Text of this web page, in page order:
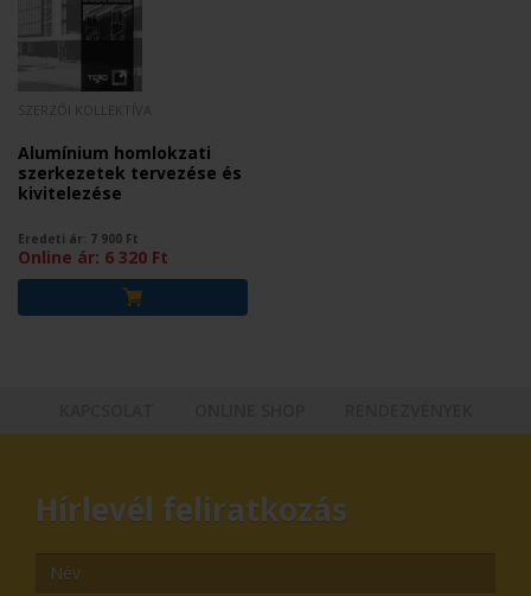
Alumínium homlokzati
szerkezetek tervezése és
kivitelezése
Eredeti ár: 7 900 Ft
Online ár: 6 320 Ft
Hírlevél feliratkozás